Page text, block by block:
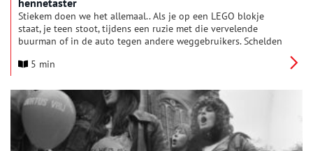
hennetaster
Stiekem doen we het allemaal.. Als je op een LEGO blokje
staat, je teen stoot, tijdens een ruzie met die vervelende
buurman of in de auto tegen andere weggebruikers. Schelden
maar het lucht zo op! Engelse onderzoekers hebben zelfs
tegelijkertijd op los tiert. Uit verschillende bronnen blijkt dat
onze voorouders ook niet vies waren van sterk taalgebruik;
veelgebruikte scheldwoorden uit de geschiedenis zijn echter
vergeten. Tijd om een aantal van deze historische ‘pareltjes’ uit
te lichten.
5 min